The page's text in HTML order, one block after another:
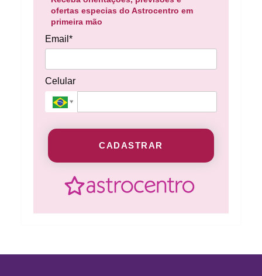
ofertas especias do Astrocentro em
primeira mão
Email*
Celular
CADASTRAR